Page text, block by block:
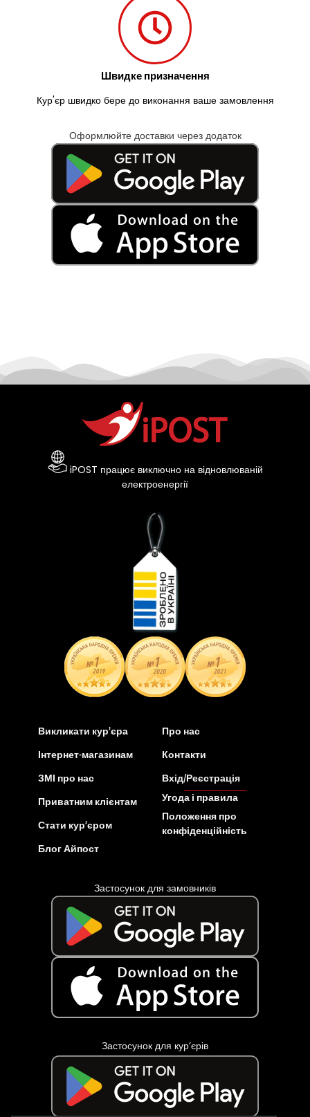
Швидке призначення
Кур'єр швидко бере до виконання ваше замовлення
Оформлюйте доставки через додаток
iPOST працює виключно на відновлюваній
електроенергії
Викликати кур’єра
Інтернет-магазинам
ЗМІ про нас
Приватним клієнтам
Стати кур’єром
Блог Айпост
Про нас
Контакти
Вхід/Реєстрація
Угода і правила
Положення про
конфіденційність
Застосунок для замовників
Застосунок для кур’єрів